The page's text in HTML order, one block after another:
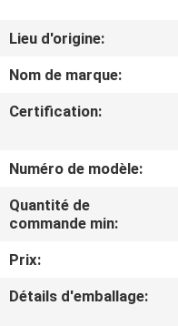
SUJET
DE
NOUS
VISITE
CONTRÔLE
QUALITÉ
Lieu d'origine:
Nom de marque:
Certification:
Numéro de modèle:
Quantité de
commande min:
Prix:
Détails d'emballage: